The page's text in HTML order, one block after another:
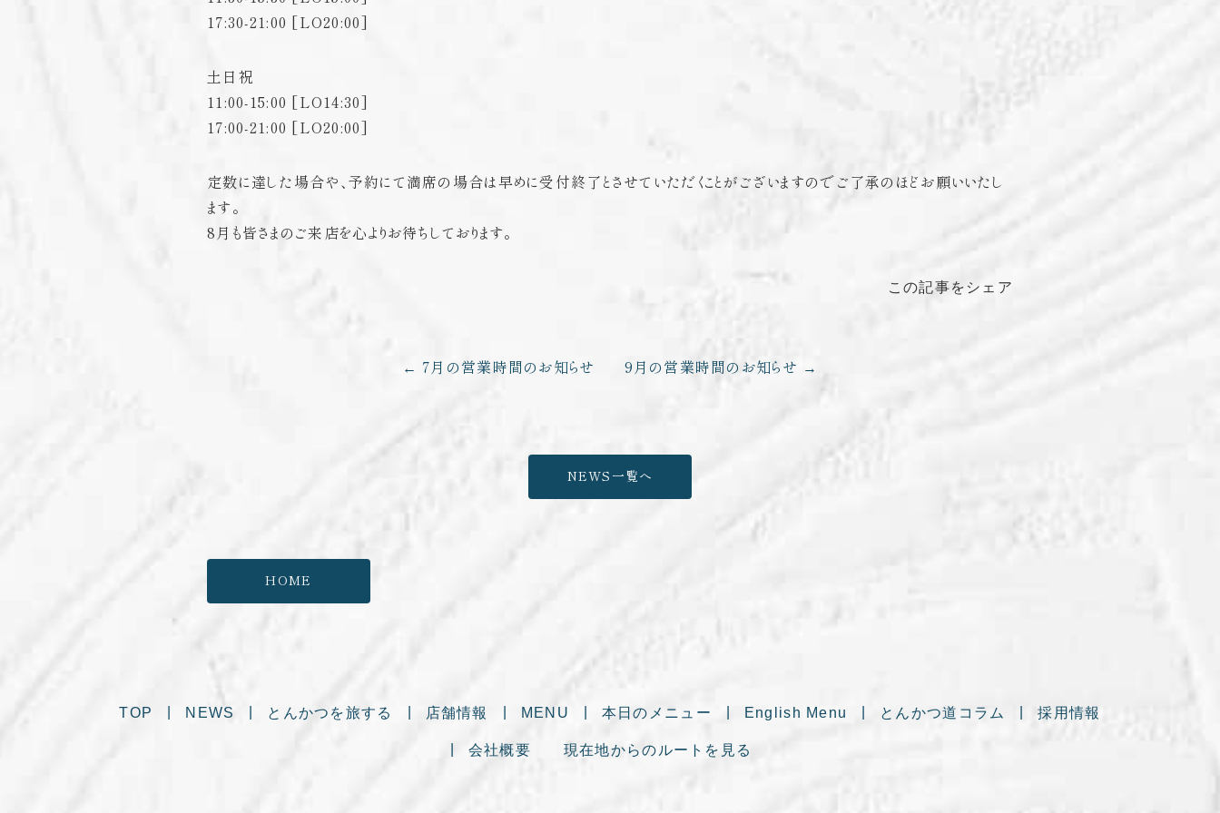
17:30-21:00 [LO20:00]
土日祝
11:00-15:00 [LO14:30]
17:00-21:00 [LO20:00]
定数に達した場合や、予約にて満席の場合は早めに受付終了とさせていただくことがございますのでご了承のほどお願いいたし
ます。
8月も皆さまのご来店を心よりお待ちしております。
この記事をシェア
7月の営業時間のお知らせ 9月の営業時間のお知らせ
NEWS一覧へ
HOME
TOP NEWS とんかつを旅する 店舗情報 MENU 本日のメニュー English Menu とんかつ道コラム 採用情報
会社概要 現在地からのルートを見る